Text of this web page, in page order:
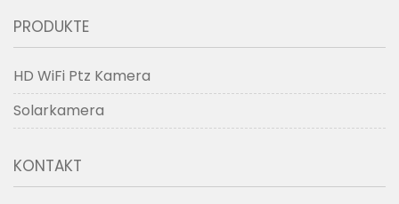
PRODUKTE
HD WiFi Ptz Kamera
Solarkamera
KONTAKT